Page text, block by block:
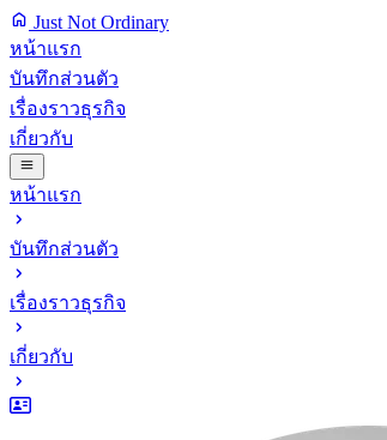
Just Not Ordinary
หน้าแรก
บันทึกส่วนตัว
เรื่องราวธุรกิจ
เกี่ยวกับ
หน้าแรก
บันทึกส่วนตัว
เรื่องราวธุรกิจ
เกี่ยวกับ